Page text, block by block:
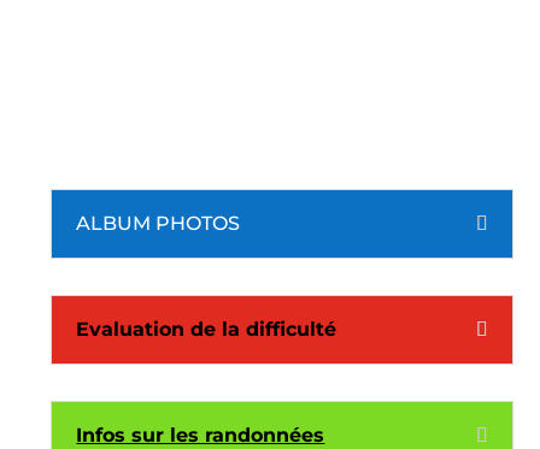
ALBUM PHOTOS
Evaluation de la difficulté
Infos sur les randonnées